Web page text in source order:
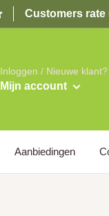
Customers rate
Inloggen / Nieuwe klant?
Mijn account
Aanbiedingen